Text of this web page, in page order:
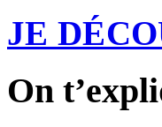
JE
On